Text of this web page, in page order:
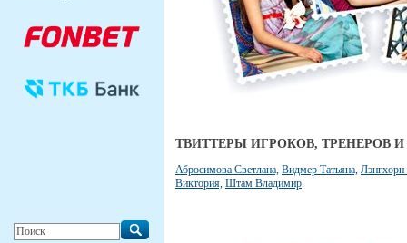
ТВИТТЕРЫ ИГРОКОВ, ТРЕНЕРОВ
Абросимова Светлана, Видмер Татьяна, Лэнгхорн
Виктория, Штам Владимир